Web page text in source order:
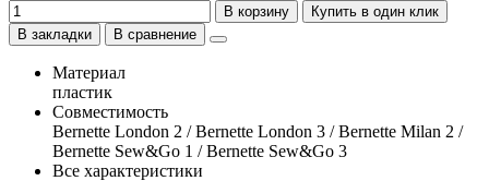
В корзину
Купить в один клик
В закладки
В сравнение
Материал
пластик
Совместимость
Bernette London 2 / Bernette London 3 / Bernette Milan 2 /
Bernette Sew&Go 1 / Bernette Sew&Go 3
Все характеристики